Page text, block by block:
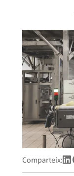
Comparteix: